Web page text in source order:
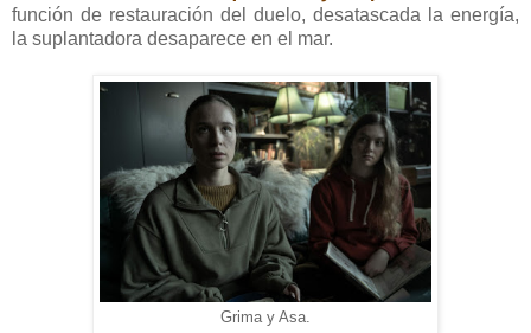
función de restauración del duelo, desatascada la energía,
la suplantadora desaparece en el mar.
Grima y Asa.